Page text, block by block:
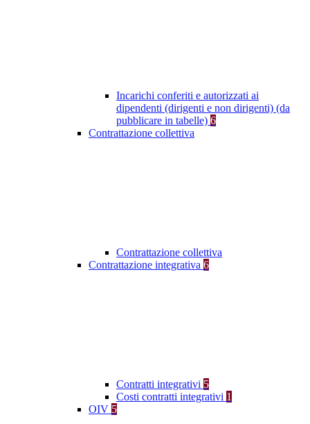
Incarichi conferiti e autorizzati ai
dipendenti (dirigenti e non dirigenti) (da
pubblicare in tabelle) 6
Contrattazione collettiva
Contrattazione collettiva
Contrattazione integrativa 6
Contratti integrativi 5
Costi contratti integrativi 1
OIV 5